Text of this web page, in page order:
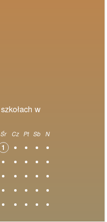
w
Śr Cz Pt Sb N
1